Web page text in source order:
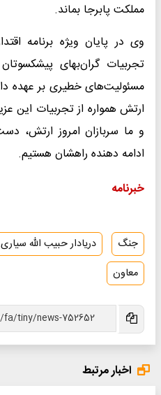
مملکت پابرجا بماند.
وی در پایان ویژه برنامه
تجربیات گران‌بهای
مسئولیت‌های خطیری بر عهده
ارتش همواره از تجربیات این
و ما سربازان امروز ارتش،
ادامه دهنده راهشان هستیم.
خبرنامه
جنگ دریادار حبیب الله سیاری
معاون
اخبار مرتبط